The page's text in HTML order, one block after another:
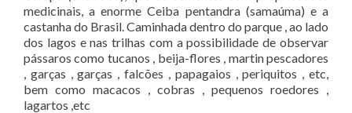
medicinais, a enorme Ceiba pentandra (samaúma) e a
castanha do Brasil. Caminhada dentro do parque , ao lado
dos lagos e nas trilhas com a possibilidade de observar
pássaros como tucanos , beija-flores , martin pescadores
, garças , garças , falcões , papagaios , periquitos , etc,
bem como macacos , cobras , pequenos roedores ,
lagartos ,etc